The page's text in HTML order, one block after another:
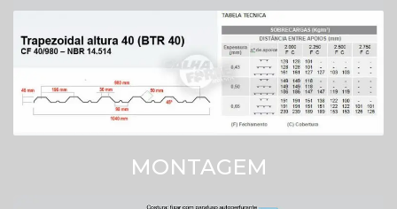
MONTAGEM